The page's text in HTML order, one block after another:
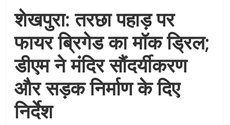
शेखपुरा: तरछा पहाड़ पर
फायर ब्रिगेड का मॉक ड्रिल;
डीएम ने मंदिर सौंदर्यीकरण
और सड़क निर्माण के दिए
निर्देश